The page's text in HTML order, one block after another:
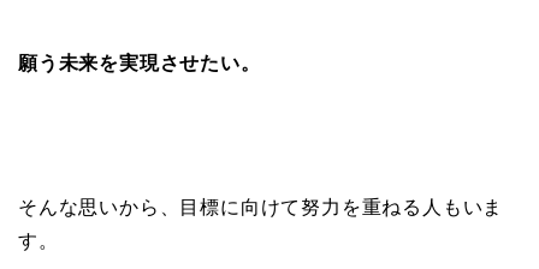
願う未来を実現させたい。
そんな思いから、目標に向けて努力を重ねる人もいま
す。